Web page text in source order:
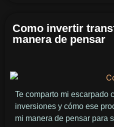
Como invertir
manera de pensar
Te comparto mi escarpado
inversiones y cómo ese
mi manera de pensar para